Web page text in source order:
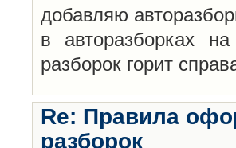
добавляю
в авторазборках
разборок горит
Re: Правила
разборок